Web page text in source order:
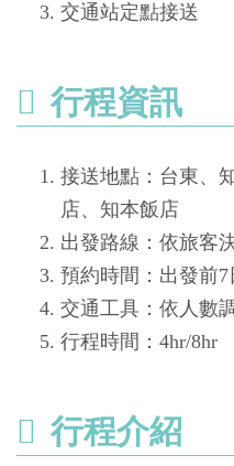
交通站定點接送
行程資訊
接送地點：台東、
店、知本飯店
出發路線：依旅客
預約時間：出發前7
交通工具：依人數
行程時間：4hr/8hr
行程介紹